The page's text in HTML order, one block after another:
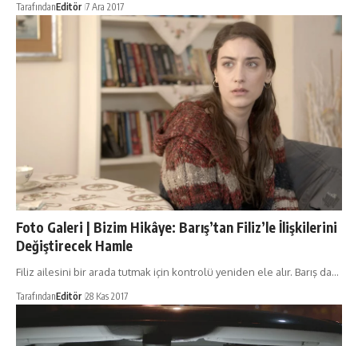
TarafındanEditör 7 Ara 2017
Foto Galeri | Bizim Hikâye: Barış’tan Filiz’le İlişkilerini
Değiştirecek Hamle
Filiz ailesini bir arada tutmak için kontrolü yeniden ele alır. Barış da…
TarafındanEditör 28 Kas 2017